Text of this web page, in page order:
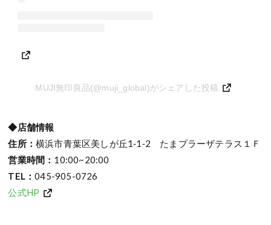
MUJI無印良品(@muji_global)がシェアした投稿
◆店舗情報
住所：横浜市青葉区美しが丘1‐1‐2 たまプラーザテラス１Ｆ
営業時間： 10:00~20:00
TEL：045-905-0726
公式HP